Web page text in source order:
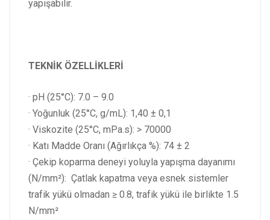
yapışabilir.
TEKNİK ÖZELLİKLERİ
· pH (25°C): 7.0 – 9.0
· Yoğunluk (25°C, g/mL): 1,40 ± 0,1
· Viskozite (25°C, mPa.s): > 70000
· Katı Madde Oranı (Ağırlıkça %): 74 ± 2
· Çekip koparma deneyi yoluyla yapışma dayanımı
(N/mm²): Çatlak kapatma veya esnek sistemler
trafik yükü olmadan ≥ 0.8, trafik yükü ile birlikte 1.5
N/mm²